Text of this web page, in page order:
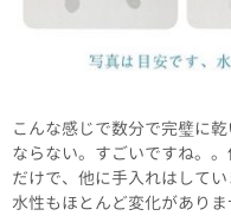
こんな感じで数分で完璧に
ならない。すごいですね。
だけで、他に手入れはして
水性もほとんど変化がありま